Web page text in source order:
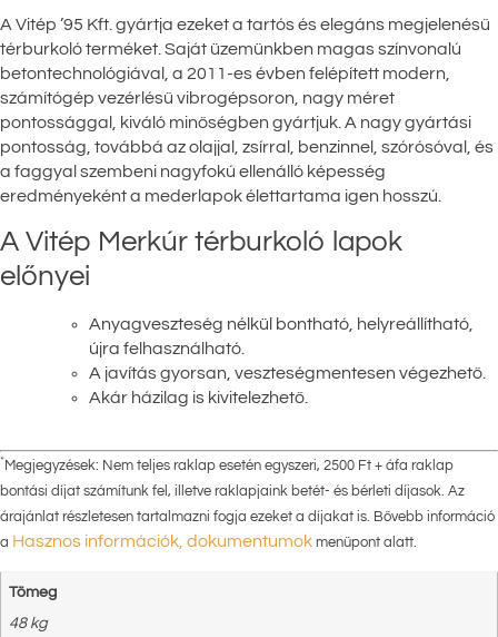
A Vitép ’95 Kft. gyártja ezeket a tartós és elegáns megjelenésű
térburkoló terméket. Saját üzemünkben magas színvonalú
betontechnológiával, a 2011-es évben felépített modern,
számítógép vezérlésű vibrogépsoron, nagy méret
pontossággal, kiváló minőségben gyártjuk. A nagy gyártási
pontosság, továbbá az olajjal, zsírral, benzinnel, szórósóval, és
a faggyal szembeni nagyfokú ellenálló képesség
eredményeként a mederlapok élettartama igen hosszú.
A Vitép Merkúr térburkoló lapok
előnyei
Anyagveszteség nélkül bontható, helyreállítható,
újra felhasználható.
A javítás gyorsan, veszteségmentesen végezhető.
Akár házilag is kivitelezhető.
* Megjegyzések: Nem teljes raklap esetén egyszeri, 2500 Ft + áfa raklap
bontási díjat számítunk fel, illetve raklapjaink betét- és bérleti díjasok. Az
árajánlat részletesen tartalmazni fogja ezeket a díjakat is. Bővebb információ
a Hasznos információk, dokumentumok menüpont alatt.
Tömeg
48 kg